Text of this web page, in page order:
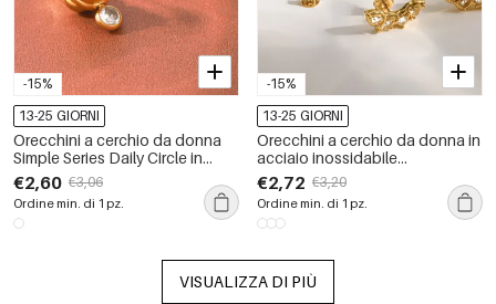
-15%
13-25 GIORNI
Orecchini a cerchio da donna
Simple Series Daily Circle in
acciaio inossidabile
impermeabile color oro con
zirconi
€2,60 €3,06
Ordine min. di 1 pz.
-15%
13-25 GIORNI
Orecchini a cerchio da donna in
acciaio inossidabile
impermeabile color oro con
strass.
€2,72 €3,20
Ordine min. di 1 pz.
VISUALIZZA DI PIÙ